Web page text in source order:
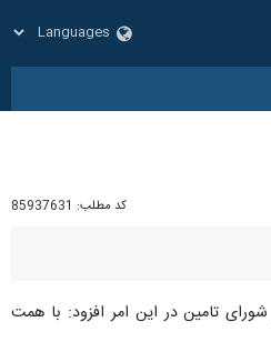
کد مطلب: 85937631